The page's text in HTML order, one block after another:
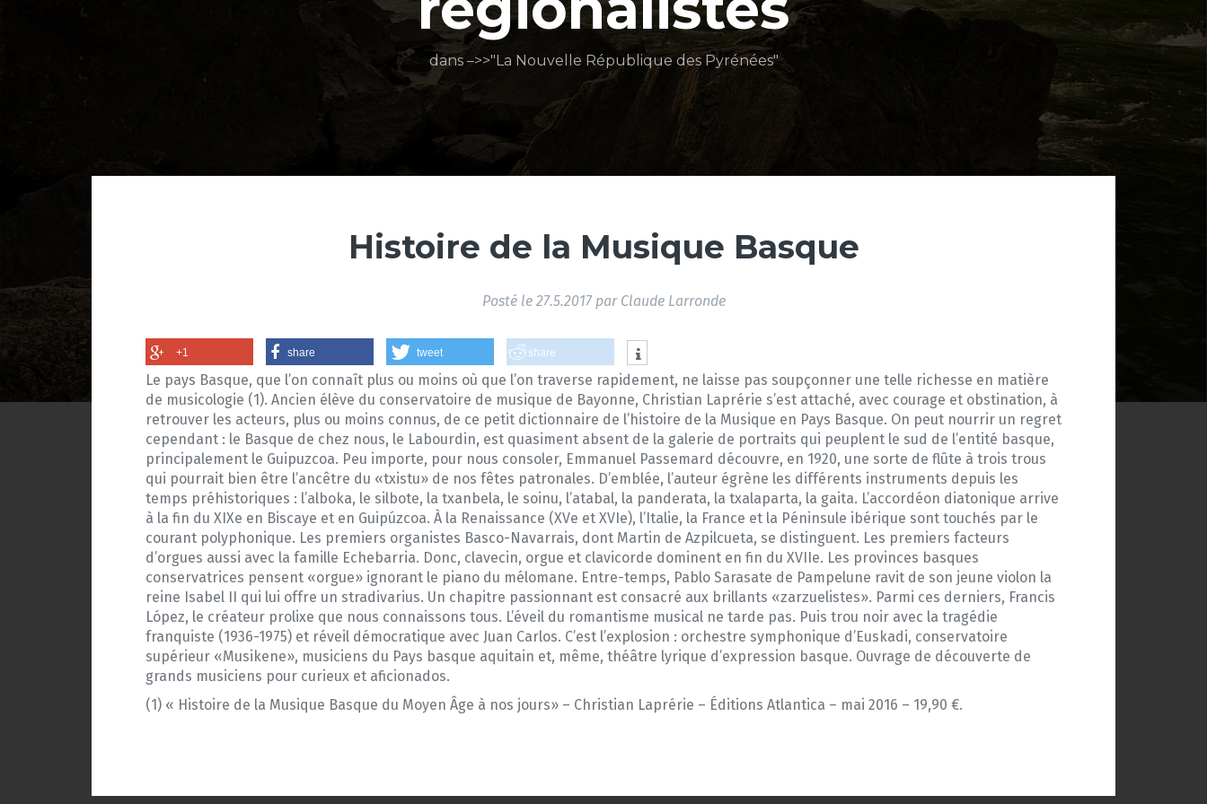
dans –>>"La Nouvelle République des Pyrénées"
Histoire de la Musique Basque
Posté le 27.5.2017par Claude Larronde
+1 share tweet share
Le pays Basque, que l’on connaît plus ou moins où que l’on traverse rapidement, ne laisse pas soupçonner une telle richesse en matière
de musicologie (1). Ancien élève du conservatoire de musique de Bayonne, Christian Laprérie s’est attaché, avec courage et obstination, à
retrouver les acteurs, plus ou moins connus, de ce petit dictionnaire de l’histoire de la Musique en Pays Basque. On peut nourrir un regret
cependant : le Basque de chez nous, le Labourdin, est quasiment absent de la galerie de portraits qui peuplent le sud de l’entité basque,
principalement le Guipuzcoa. Peu importe, pour nous consoler, Emmanuel Passemard découvre, en 1920, une sorte de flûte à trois trous
qui pourrait bien être l’ancêtre du «txistu» de nos fêtes patronales. D’emblée, l’auteur égrène les différents instruments depuis les
temps préhistoriques : l’alboka, le silbote, la txanbela, le soinu, l’atabal, la panderata, la txalaparta, la gaita. L’accordéon diatonique arrive
à la fin du XIXe en Biscaye et en Guipúzcoa. À la Renaissance (XVe et XVIe), l’Italie, la France et la Péninsule ibérique sont touchés par le
courant polyphonique. Les premiers organistes Basco-Navarrais, dont Martin de Azpilcueta, se distinguent. Les premiers facteurs
d’orgues aussi avec la famille Echebarria. Donc, clavecin, orgue et clavicorde dominent en fin du XVIIe. Les provinces basques
conservatrices pensent «orgue» ignorant le piano du mélomane. Entre-temps, Pablo Sarasate de Pampelune ravit de son jeune violon la
reine Isabel II qui lui offre un stradivarius. Un chapitre passionnant est consacré aux brillants «zarzuelistes». Parmi ces derniers, Francis
López, le créateur prolixe que nous connaissons tous. L’éveil du romantisme musical ne tarde pas. Puis trou noir avec la tragédie
franquiste (1936-1975) et réveil démocratique avec Juan Carlos. C’est l’explosion : orchestre symphonique d’Euskadi, conservatoire
supérieur «Musikene», musiciens du Pays basque aquitain et, même, théâtre lyrique d’expression basque. Ouvrage de découverte de
grands musiciens pour curieux et aficionados.
(1) « Histoire de la Musique Basque du Moyen Âge à nos jours» – Christian Laprérie – Éditions Atlantica – mai 2016 – 19,90 €.